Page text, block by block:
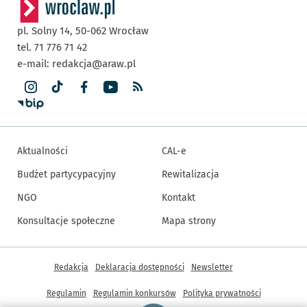
pl. Solny 14, 50-062 Wrocław
tel. 71 776 71 42
e-mail: redakcja@araw.pl
Aktualności
Budżet partycypacyjny
NGO
Konsultacje społeczne
CAL-e
Rewitalizacja
Kontakt
Mapa strony
Inne informacje
Redakcja Deklaracja dostępności Newsletter
Regulamin Regulamin konkursów Polityka prywatności